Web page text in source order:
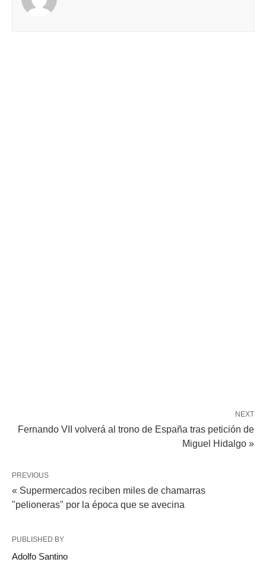
NEXT
Fernando VII volverá al trono de España tras petición de
Miguel Hidalgo »
PREVIOUS
« Supermercados reciben miles de chamarras
"pelioneras" por la época que se avecina
PUBLISHED BY
Adolfo Santino